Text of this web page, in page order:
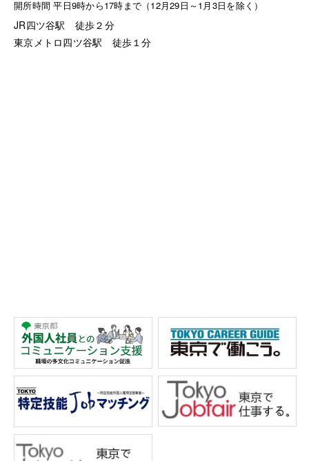
開所時間 平日9時から17時まで（12月29日～1月3日を除く）
JR四ツ谷駅 徒歩２分
東京メトロ四ツ谷駅 徒歩１分